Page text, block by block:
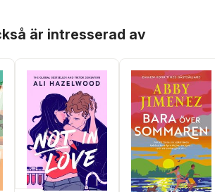
är intresserad av